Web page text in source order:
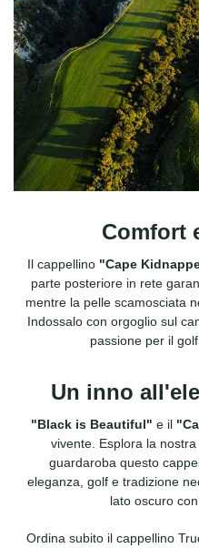
Comfort
Il cappellino"Cape
parte posteriore in rete
mentre la pelle scamosciata
Indossalo con orgoglio sul
passione per il
Un inno
"Black is Beautiful" e il
vivente. Esplora la
guardaroba questo
eleganza, golf e tradizione
lato oscuro
Ordina subito il cappellino